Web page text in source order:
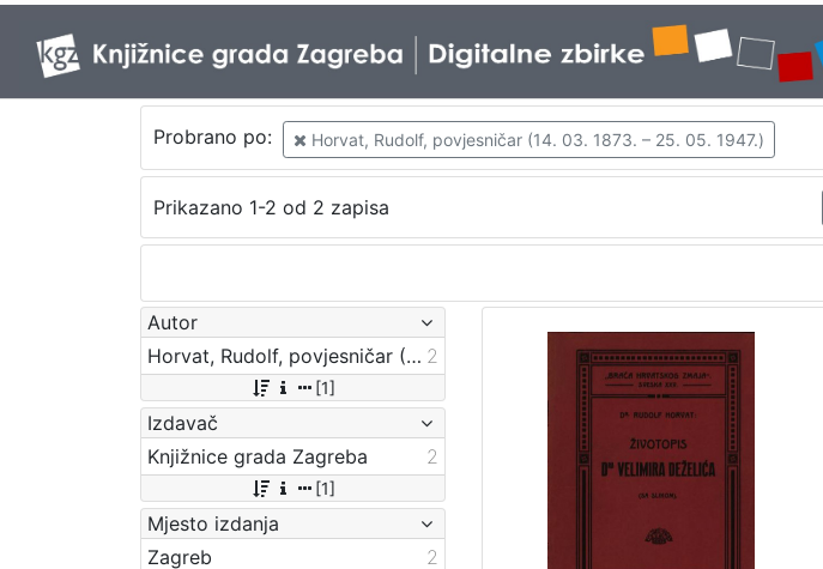
Probrano po: Horvat, Rudolf, povjesničar (14. 03. 1873. – 25. 05. 1947.)
Prikazano 1-2 od 2 zapisa
Autor
Horvat, Rudolf, povjesničar (14. 03. 1873. – 25. 05. 1947.) 2
[1]
Izdavač
Knjižnice grada Zagreba
2
[1]
Mjesto izdanja
Zagreb
2